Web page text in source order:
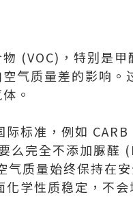
(VOC)，特别是甲
气质量差的影响。
。
标准，例如
完全不添加脲醛
质量始终保持在
学性质稳定，不